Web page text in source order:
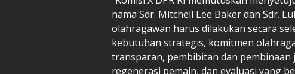
nama Sdr. Mitchell Lee Baker dan Sdr.
olahragawan harus dilakukan secara
kebutuhan strategis, komitmen
transparan, pembibitan dan
regenerasi pemain, dan evaluasi yang